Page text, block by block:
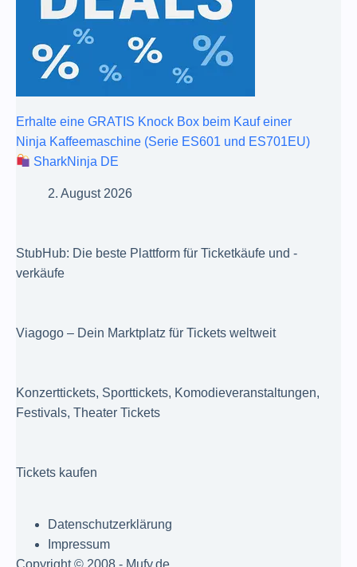
Erhalte eine GRATIS Knock Box beim Kauf einer
Ninja Kaffeemaschine (Serie ES601 und ES701EU)
SharkNinja DE
2. August 2026
StubHub: Die beste Plattform für Ticketkäufe und -
verkäufe
Viagogo – Dein Marktplatz für Tickets weltweit
Konzerttickets, Sporttickets, Komodieveranstaltungen,
Festivals, Theater Tickets
Tickets kaufen
Datenschutzerklärung
Impressum
Copyright © 2008 - Mufy.de